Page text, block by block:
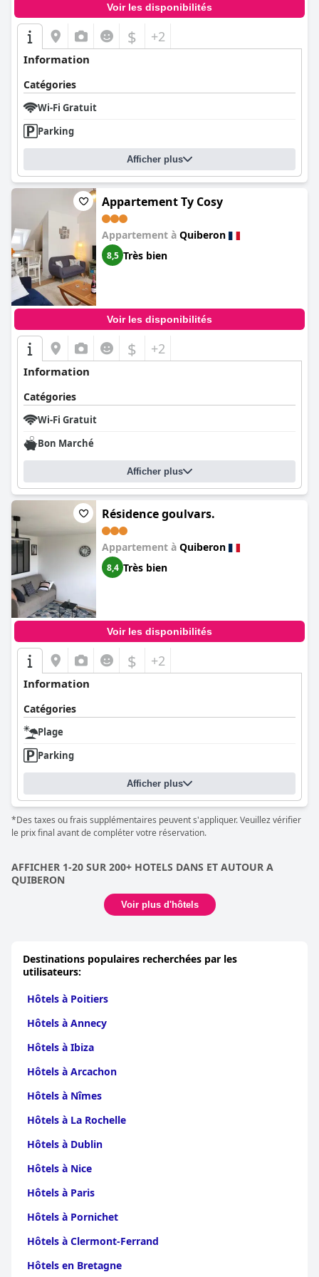
Voir les disponibilités
$ +2
Information
Catégories
Wi-Fi Gratuit
Parking
Afficher plus
Appartement Ty Cosy
Appartement à Quiberon
8,5 Très bien
Voir les disponibilités
$ +2
Information
Catégories
Wi-Fi Gratuit
Bon Marché
Afficher plus
Résidence goulvars.
Appartement à Quiberon
8,4 Très bien
Voir les disponibilités
$ +2
Information
Catégories
Plage
Parking
Afficher plus
*Des taxes ou frais supplémentaires peuvent s'appliquer. Veuillez vérifier
le prix final avant de compléter votre réservation.
AFFICHER 1-20 SUR 200+ HOTELS DANS ET AUTOUR A
QUIBERON
Voir plus d'hôtels
Destinations populaires recherchées par les
utilisateurs:
Hôtels à Poitiers
Hôtels à Annecy
Hôtels à Ibiza
Hôtels à Arcachon
Hôtels à Nîmes
Hôtels à La Rochelle
Hôtels à Dublin
Hôtels à Nice
Hôtels à Paris
Hôtels à Pornichet
Hôtels à Clermont-Ferrand
Hôtels en Bretagne